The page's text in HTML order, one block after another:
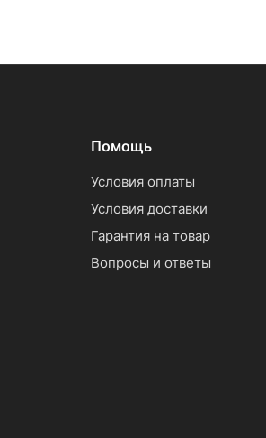
Помощь
Условия оплаты
Условия доставки
Гарантия на товар
Вопросы и ответы